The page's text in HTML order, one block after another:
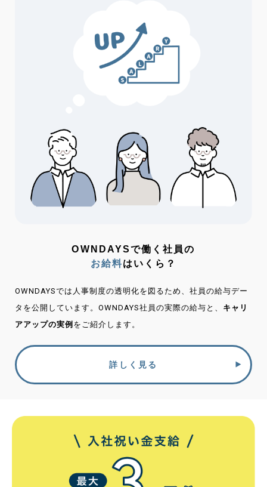
OWNDAYSで働く社員の
お給料はいくら？
OWNDAYSでは人事制度の透明化を図るため、社員の給与デー
タを公開しています。OWNDAYS社員の実際の給与と、 キャリ
アアップの実例をご紹介します。
詳しく見る